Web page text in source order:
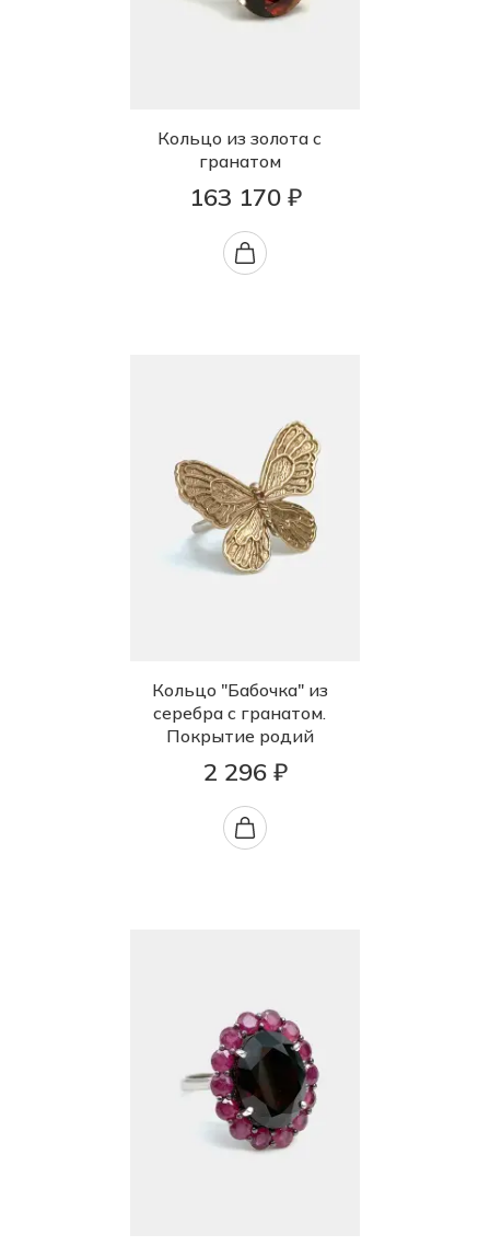
Кольцо из золота с
гранатом
163 170 ₽
Кольцо "Бабочка" из
серебра с гранатом.
Покрытие родий
2 296 ₽